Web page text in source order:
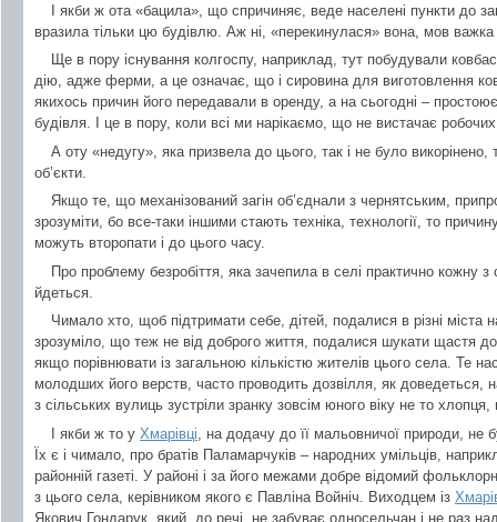
І якби ж ота «бацила», що спричиняє, веде населені пункти до
вразила тільки цю будівлю. Аж ні, «перекинулася» вона, мов важка
Ще в пору існування колгоспу, наприклад, тут побудували
дію, адже ферми, а це означає, що і сировина для виготовлення
якихось причин його передавали в оренду, а на сьогодні –
будівля. І це в пору, коли всі ми нарікаємо, що не вистачає
А оту «недугу», яка призвела до цього, так і не було
об’єкти.
Якщо те, що механізований загін об’єднали з чернятським,
зрозуміти, бо все-таки іншими стають техніка, технології, то
можуть второпати і до цього часу.
Про проблему безробіття, яка зачепила в селі практично кожну
йдеться.
Чимало хто, щоб підтримати себе, дітей, подалися в різні міста
зрозуміло, що теж не від доброго життя, подалися шукати щастя до
якщо порівнювати із загальною кількістю жителів цього села. Те
молодших його верств, часто проводить дозвілля, як доведеться,
з сільських вулиць зустріли зранку зовсім юного віку не то
І якби ж то у Хмарівці , на додачу до її мальовничої природи,
Їх є і чимало, про братів Паламарчуків – народних умільців,
районній газеті. У районі і за його межами добре відомий
з цього села, керівником якого є Павліна Войніч. Виходцем із
Якович Гондарук, який, до речі, не забуває односельчан і не раз